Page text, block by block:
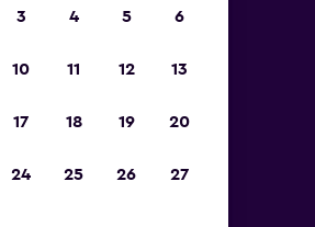
3 4 5 6
10 11 12 13
17 18 19 20
24 25 26 27